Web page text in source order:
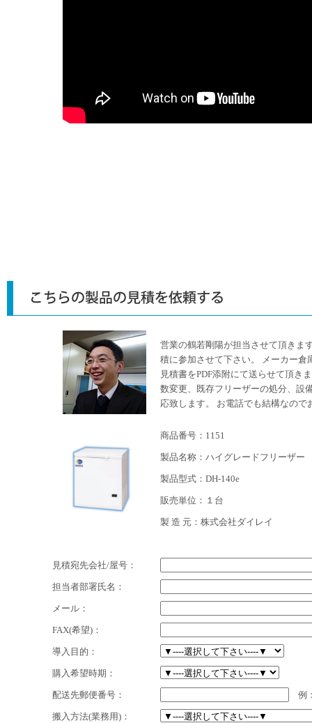
営業の鶴若剛陽が担当させて頂きま
積に参加させて下さい。 メーカー倉
見積書をPDF添附にて送らせて頂き
数変更、既存フリーザーの処分、設
応致します。 お電話でも結構なの
商品番号：1151
製品名称：ハイグレードフリーザー
製品型式：DH-140e
販売単位：１台
製 造 元：株式会社ダイレイ
見積宛先会社/屋号：
担当者部署氏名：
メール：
FAX(希望)：
導入目的：
購入希望時期：
配送先郵便番号： 例
搬入方法(業務用)：